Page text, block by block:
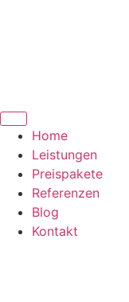
Home
Leistungen
Preispakete
Referenzen
Blog
Kontakt